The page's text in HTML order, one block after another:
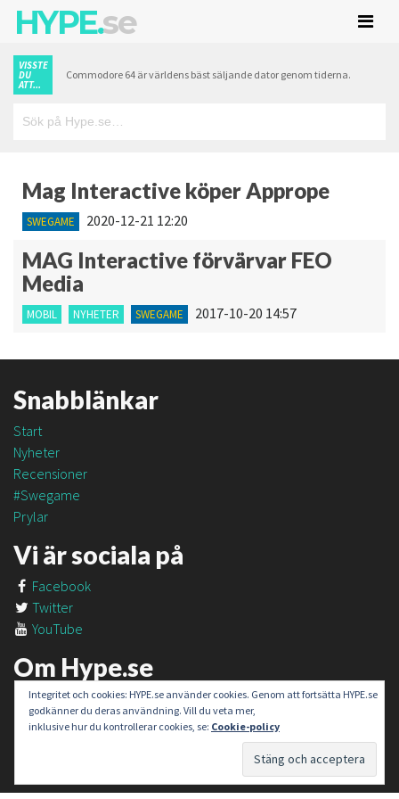
HYPE.se
VISSTE
DU
ATT...
Commodore 64 är världens bäst säljande dator genom tiderna.
Mag Interactive köper Apprope
SWEGAME 2020-12-21 12:20
MAG Interactive förvärvar FEO
Media
MOBIL NYHETER SWEGAME 2017-10-20 14:57
Snabblänkar
Start
Nyheter
Recensioner
#Swegame
Prylar
Vi är sociala på
Facebook
Twitter
YouTube
Om Hype.se
Om oss
Om #SweGame
Integritet och cookies: HYPE.se använder cookies. Genom att fortsätta HYPE.se
godkänner du deras användning. Vill du veta mer,
inklusive hur du kontrollerar cookies, se: Cookie-policy